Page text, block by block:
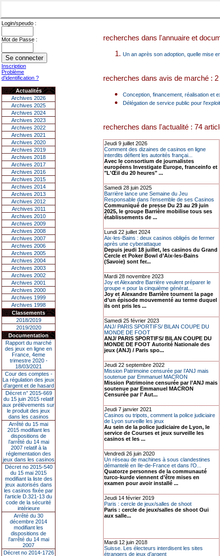
Login/speudo :
Mot de Passe :
Inscription
Problème
d'identification ?
Actualités
Archives 2026
Archives 2025
Archives 2024
Archives 2023
Archives 2022
Archives 2021
Archives 2020
Archives 2019
Archives 2018
Archives 2017
Archives 2016
Archives 2015
Archives 2014
Archives 2013
Archives 2012
Archives 2011
Archives 2010
Archives 2009
Archives 2008
Archives 2007
Archives 2006
Archives 2005
Archives 2004
Archives 2003
Archives 2002
Archives 2001
Archives 2000
Archives 1999
Archives 1998
Classements
2018/2019
2019/2020
Documentation
Rapport du marché
des jeux en ligne en
France, 4eme
trimestre 2020 -
18/03/2021
Cour des comptes -
La régulation des jeux
d’argent et de hasard
Décret n° 2015-669
du 15 juin 2015 relatif
aux prélèvements sur
le produit des jeux
dans les casinos
Arrêté du 15 mai
2015 modifiant les
dispositions de
l’arrêté du 14 mai
2007 relatif à la
réglementation des
jeux dans les casinos
Décret no 2015-540
du 15 mai 2015
modifiant la liste des
jeux autorisés dans
les casinos fixée par
l’article D.321-13 du
code de la sécurité
intérieure
Arrêté du 30
décembre 2014
modifiant les
dispositions de
l’arrêté du 14 mai
2007
Décret no 2014-1726
recherches dans l'annuaire et
Un an après son adoption, quelle mise
recherches dans avis de marché :
Conception, financement, réalisation et
Délégation de service public pour
recherches dans l'actualité : 74
Jeudi 9 juillet 2026
Comment des dizaines de casinos en ligne
interdits défient les autorités françai...
Avec le consortium de journalistes
européens Investigate Europe, franceinfo et
"L'Œil du 20 heures" ...
Samedi 28 juin 2025
Barrière lance une Semaine du Jeu
Responsable dans l’ensemble de ses Casinos
Communiqué de presse Du 23 au 29 juin
2025, le groupe Barrière mobilise tous ses
établissements de ...
Lundi 22 juillet 2024
Aix-les-Bains : deux casinos obligés de fermer
après une cyberattaque
Depuis jeudi 18 juillet, les casinos du Grand
Cercle et Poker Bowl d’Aix-les-Bains
(Savoie) sont fer...
Mardi 28 novembre 2023
Joy et Alexandre Barrière veulent préparer le
groupe « pour la cinquième générat...
Joy et Alexandre Barrière tournent la page
d’un épisode mouvementé au terme duquel
ils ont pris les ...
Samedi 25 février 2023
ANJ/ PARIS SPORTIFS/ BILAN COUPE DU
MONDE DE FOOT
ANJ/ PARIS SPORTIFS/ BILAN COUPE DU
MONDE DE FOOT Autorité Nationale des
jeux (ANJ) / Paris spo...
Jeudi 22 septembre 2022
Mission Patrimoine censurée par l’ANJ mais
soutenue par Emmanuel MACRON
Mission Patrimoine censurée par l’ANJ mais
soutenue par Emmanuel MACRON
Censurée par l’ Aut...
Jeudi 7 janvier 2021
Casinos ou tripots, comment la police judiciaire
de Lyon surveille les jeux
Au sein de la police judiciaire de Lyon, le
service de Courses et jeux surveille les
casinos et les ...
Vendredi 26 juin 2020
Un réseau de machines à sous clandestines
démantelé en Ile-de-France et dans l’O...
Quatorze personnes de la communauté
turco-kurde viennent d’être mises en
examen pour avoir installé ...
Jeudi 14 février 2019
Paris : cercle de jeux/salles de shoot
Paris : cercle de jeux/salles de shoot Oui
aux salle...
Mardi 12 juin 2018
Suisse. Les électeurs interdisent les sites
étrangers de jeux d’argent